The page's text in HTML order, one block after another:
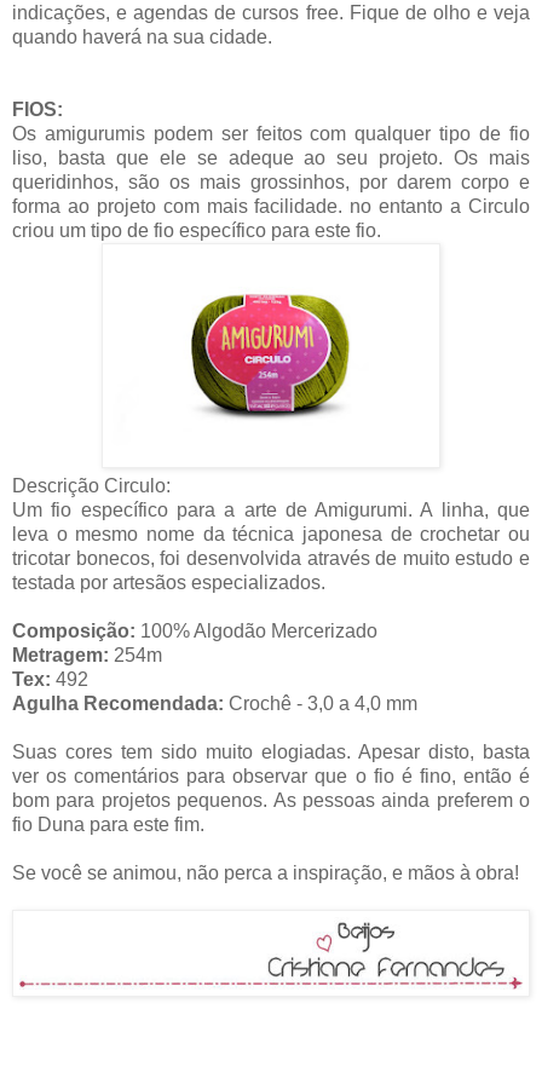
indicações, e agendas de cursos free. Fique de olho e veja
quando haverá na sua cidade.
FIOS:
Os amigurumis podem ser feitos com qualquer tipo de fio
liso, basta que ele se adeque ao seu projeto. Os mais
queridinhos, são os mais grossinhos, por darem corpo e
forma ao projeto com mais facilidade. no entanto a Circulo
criou um tipo de fio específico para este fio.
Descrição Circulo:
Um fio específico para a arte de Amigurumi. A linha, que
leva o mesmo nome da técnica japonesa de crochetar ou
tricotar bonecos, foi desenvolvida através de muito estudo e
testada por artesãos especializados.
Composição: 100% Algodão Mercerizado
Metragem: 254m
Tex: 492
Agulha Recomendada: Crochê - 3,0 a 4,0 mm
Suas cores tem sido muito elogiadas. Apesar disto, basta
ver os comentários para observar que o fio é fino, então é
bom para projetos pequenos. As pessoas ainda preferem o
fio Duna para este fim.
Se você se animou, não perca a inspiração, e mãos à obra!